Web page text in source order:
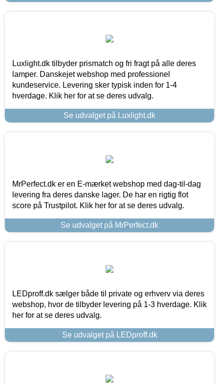
Luxlight.dk tilbyder prismatch og fri fragt på alle deres
lamper. Danskejet webshop med professionel
kundeservice. Levering sker typisk inden for 1-4
hverdage. Klik her for at se deres udvalg.
Se udvalget på Luxlight.dk
MrPerfect.dk er en E-mærket webshop med dag-til-dag
levering fra deres danske lager. De har en rigtig flot
score på Trustpilot. Klik her for at se deres udvalg.
Se udvalget på MrPerfect.dk
LEDproff.dk sælger både til private og erhverv via deres
webshop, hvor de tilbyder levering på 1-3 hverdage. Klik
her for at se deres udvalg.
Se udvalget på LEDproff.dk